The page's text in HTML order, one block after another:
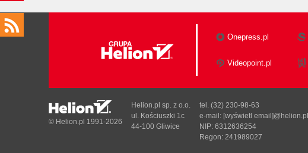
Onepress.pl
Videopoint.pl
© Helion.pl 1991-2026
Helion.pl sp. z o.o.
ul. Kościuszki 1c
44-100 Gliwice
tel. (32) 230-98-63
e-mail: [wyświetl email]@helion.pl
NIP: 6312636254
Regon: 241989027